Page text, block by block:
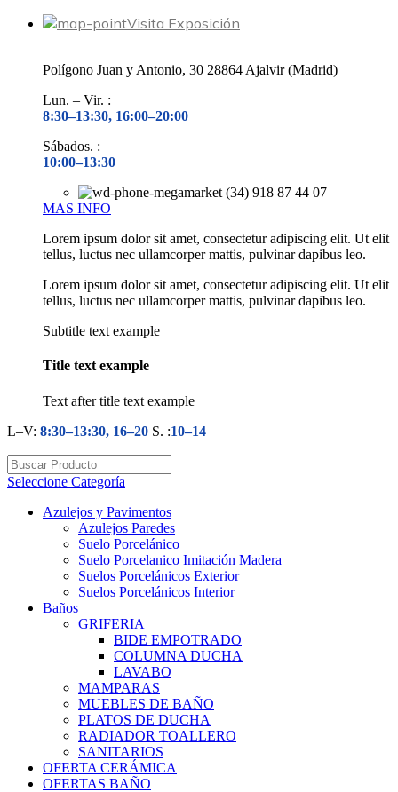
Visita Exposición
Polígono Juan y Antonio, 30 28864 Ajalvir (Madrid)
Lun. – Vir. :
8:30–13:30, 16:00–20:00
Sábados. :
10:00–13:30
(34) 918 87 44 07
MAS INFO
Lorem ipsum dolor sit amet, consectetur adipiscing elit. Ut elit
tellus, luctus nec ullamcorper mattis, pulvinar dapibus leo.
Lorem ipsum dolor sit amet, consectetur adipiscing elit. Ut elit
tellus, luctus nec ullamcorper mattis, pulvinar dapibus leo.
Subtitle text example
Title text example
Text after title text example
L–V: 8:30–13:30, 16–20 S. :10–14
Seleccione Categoría
Azulejos y Pavimentos
Azulejos Paredes
Suelo Porcelánico
Suelo Porcelanico Imitación Madera
Suelos Porcelánicos Exterior
Suelos Porcelánicos Interior
Baños
GRIFERIA
BIDE EMPOTRADO
COLUMNA DUCHA
LAVABO
MAMPARAS
MUEBLES DE BAÑO
PLATOS DE DUCHA
RADIADOR TOALLERO
SANITARIOS
OFERTA CERÁMICA
OFERTAS BAÑO